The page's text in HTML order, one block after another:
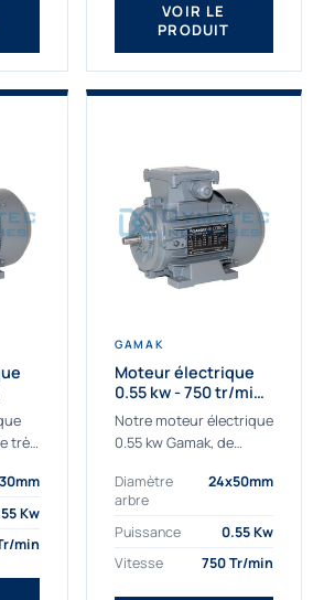
VOIR LE
PRODUIT
-
très
Kw
min
GAMAK
Moteur électrique
0.55 kw - 750 tr/min -
230/400V - IE2
Notre moteur électrique
0.55 kw Gamak, de
adapté à toutes les
applications. Nous
déterminons,
fournissons
Diamètre
arbre
24x50mm
Puissance
0.55 Kw
Vitesse
750 Tr/min